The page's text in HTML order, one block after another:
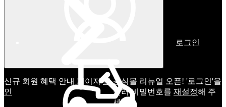
신규 회원 혜택 안내 페이지확
인
공식몰 리뉴얼 오픈! '로그인'을
눌러 비밀번호를 재설정해 주
세요.
로그인